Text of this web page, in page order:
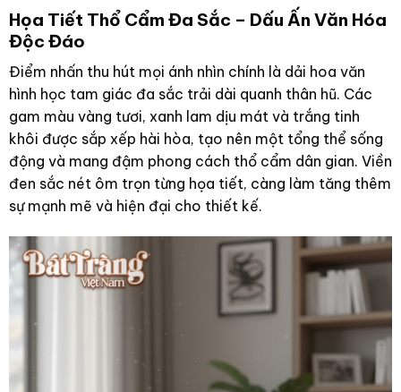
Họa Tiết Thổ Cẩm Đa Sắc – Dấu Ấn Văn Hóa
Độc Đáo
Điểm nhấn thu hút mọi ánh nhìn chính là dải hoa văn
hình học tam giác đa sắc trải dài quanh thân hũ. Các
gam màu vàng tươi, xanh lam dịu mát và trắng tinh
khôi được sắp xếp hài hòa, tạo nên một tổng thể sống
động và mang đậm phong cách thổ cẩm dân gian. Viền
đen sắc nét ôm trọn từng họa tiết, càng làm tăng thêm
sự mạnh mẽ và hiện đại cho thiết kế.